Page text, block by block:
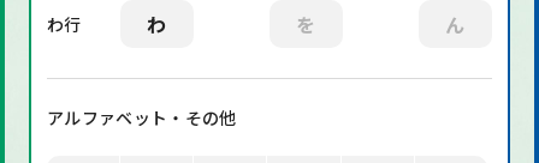
わ行 わ を ん
アルファベット・その他